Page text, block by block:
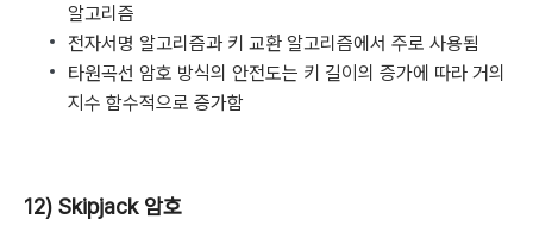
알고리즘
전자서명 알고리즘과 키 교환 알고리즘에서 주로 사용됨
타원곡선 암호 방식의 안전도는 키 길이의 증가에 따라 거의
지수 함수적으로 증가함
12) Skipjack 암호